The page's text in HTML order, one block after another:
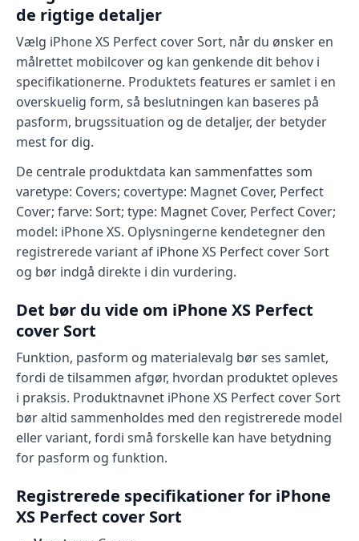
de rigtige detaljer
Vælg iPhone XS Perfect cover Sort, når du ønsker en
målrettet mobilcover og kan genkende dit behov i
specifikationerne. Produktets features er samlet i en
overskuelig form, så beslutningen kan baseres på
pasform, brugssituation og de detaljer, der betyder
mest for dig.
De centrale produktdata kan sammenfattes som
varetype: Covers; covertype: Magnet Cover, Perfect
Cover; farve: Sort; type: Magnet Cover, Perfect Cover;
model: iPhone XS. Oplysningerne kendetegner den
registrerede variant af iPhone XS Perfect cover Sort
og bør indgå direkte i din vurdering.
Det bør du vide om iPhone XS Perfect
cover Sort
Funktion, pasform og materialevalg bør ses samlet,
fordi de tilsammen afgør, hvordan produktet opleves
i praksis. Produktnavnet iPhone XS Perfect cover Sort
bør altid sammenholdes med den registrerede model
eller variant, fordi små forskelle kan have betydning
for pasform og funktion.
Registrerede specifikationer for iPhone
XS Perfect cover Sort